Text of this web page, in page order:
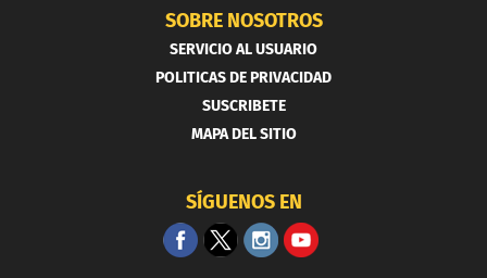
SOBRE NOSOTROS
SERVICIO AL USUARIO
POLITICAS DE PRIVACIDAD
SUSCRIBETE
MAPA DEL SITIO
SÍGUENOS EN